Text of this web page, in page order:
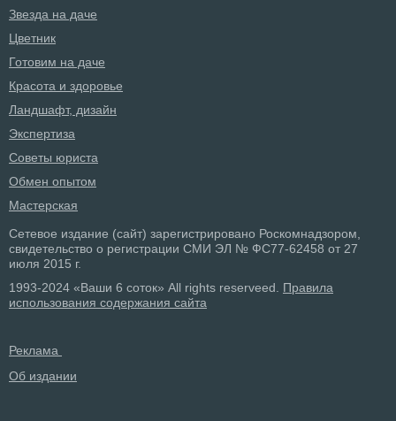
Звезда на даче
Цветник
Готовим на даче
Красота и здоровье
Ландшафт, дизайн
Экспертиза
Советы юриста
Обмен опытом
Мастерская
Сетевое издание (сайт) зарегистрировано Роскомнадзором,
свидетельство о регистрации СМИ ЭЛ № ФС77-62458 от 27
июля 2015 г.
1993-2024 «Ваши 6 соток» All rights reserveed. Правила
использования содержания сайта
Реклама
Об издании